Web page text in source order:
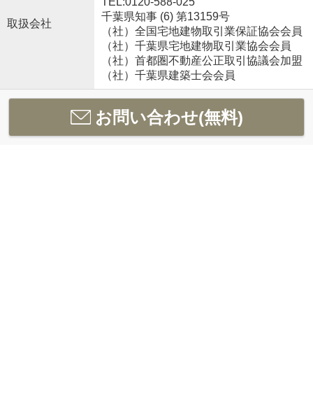
取扱会社
千葉県知事 (6) 第13159号
（社）全国宅地建物取引業保証協会会員
（社）千葉県宅地建物取引業協会会員
（社）首都圏不動産公正取引協議会加盟
（社）千葉県建築士会会員
お問い合わせ(無料)